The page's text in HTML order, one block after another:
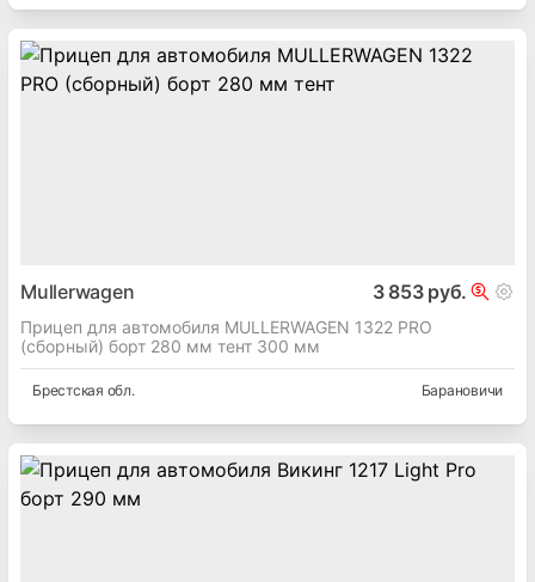
Mullerwagen 3 853 руб.
Прицеп для автомобиля MULLERWAGEN 1322 PRO
(сборный) борт 280 мм тент 300 мм
Брестская обл. Барановичи